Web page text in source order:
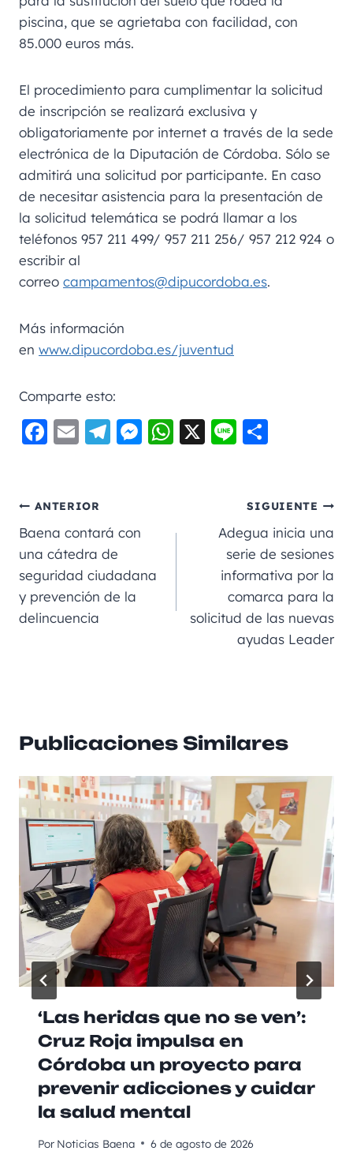
piscina, que se agrietaba con facilidad, con
85.000 euros más.
El procedimiento para cumplimentar la solicitud
de inscripción se realizará exclusiva y
obligatoriamente por internet a través de la sede
electrónica de la Diputación de Córdoba. Sólo se
admitirá una solicitud por participante. En caso
de necesitar asistencia para la presentación de
la solicitud telemática se podrá llamar a los
teléfonos 957 211 499/ 957 211 256/ 957 212 924 o
escribir al
correo campamentos@dipucordoba.es.
Más información
en www.dipucordoba.es/juventud
Comparte esto:
F
e
b
o
o
k
E
l
Te
m
M
er
W
A
X
Li
p
a
rt
ir
ANTERIOR
Baena contará con
una cátedra de
seguridad ciudadana
y prevención de la
delincuencia
SIGUIENTE
Adegua inicia una
serie de sesiones
informativa por la
comarca para la
solicitud de las nuevas
ayudas Leader
Publicaciones Similares
‘Las heridas que no se ven’:
Cruz Roja impulsa en
Córdoba un proyecto para
prevenir adicciones y cuidar
la salud mental
Por Noticias Baena 6 de agosto de 2026